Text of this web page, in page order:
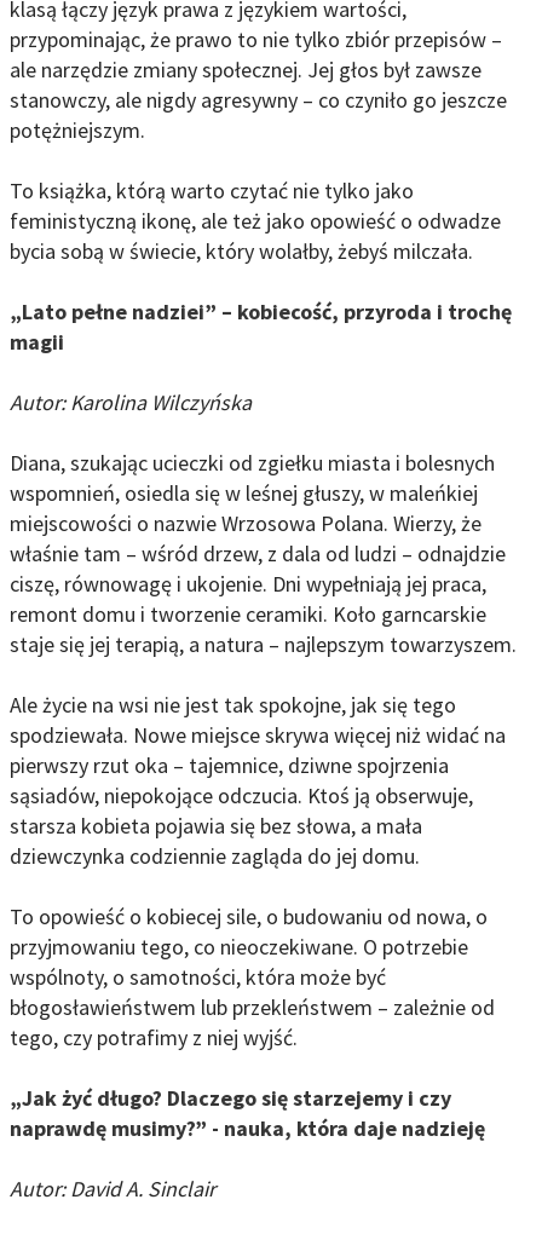
klasą łączy język prawa z językiem wartości,
przypominając, że prawo to nie tylko zbiór przepisów –
ale narzędzie zmiany społecznej. Jej głos był zawsze
stanowczy, ale nigdy agresywny – co czyniło go jeszcze
potężniejszym.
To książka, którą warto czytać nie tylko jako
feministyczną ikonę, ale też jako opowieść o odwadze
bycia sobą w świecie, który wolałby, żebyś milczała.
„Lato pełne nadziei” – kobiecość, przyroda i trochę
magii
Autor: Karolina Wilczyńska
Diana, szukając ucieczki od zgiełku miasta i bolesnych
wspomnień, osiedla się w leśnej głuszy, w maleńkiej
miejscowości o nazwie Wrzosowa Polana. Wierzy, że
właśnie tam – wśród drzew, z dala od ludzi – odnajdzie
ciszę, równowagę i ukojenie. Dni wypełniają jej praca,
remont domu i tworzenie ceramiki. Koło garncarskie
staje się jej terapią, a natura – najlepszym towarzyszem.
Ale życie na wsi nie jest tak spokojne, jak się tego
spodziewała. Nowe miejsce skrywa więcej niż widać na
pierwszy rzut oka – tajemnice, dziwne spojrzenia
sąsiadów, niepokojące odczucia. Ktoś ją obserwuje,
starsza kobieta pojawia się bez słowa, a mała
dziewczynka codziennie zagląda do jej domu.
To opowieść o kobiecej sile, o budowaniu od nowa, o
przyjmowaniu tego, co nieoczekiwane. O potrzebie
wspólnoty, o samotności, która może być
błogosławieństwem lub przekleństwem – zależnie od
tego, czy potrafimy z niej wyjść.
„Jak żyć długo? Dlaczego się starzejemy i czy
naprawdę musimy?” - nauka, która daje nadzieję
Autor: David A. Sinclair